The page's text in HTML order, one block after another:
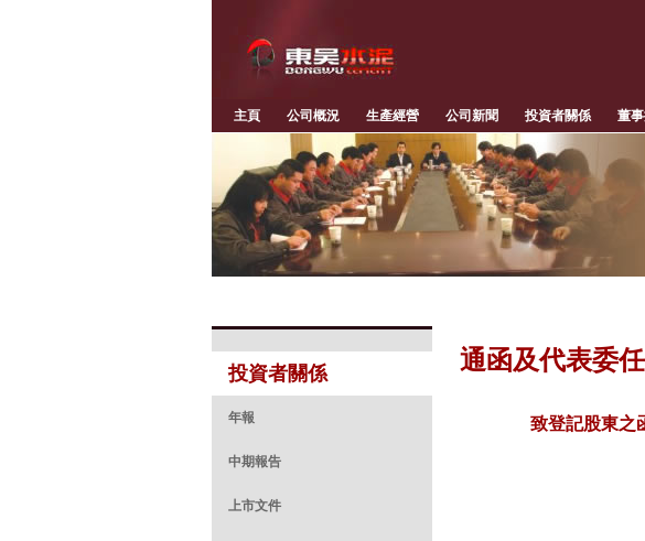
主頁 公司概況 生產經營 公司新聞 投資者關係 董
投資者關係
年報
中期報告
上市文件
通函及代表委
致登記股東之